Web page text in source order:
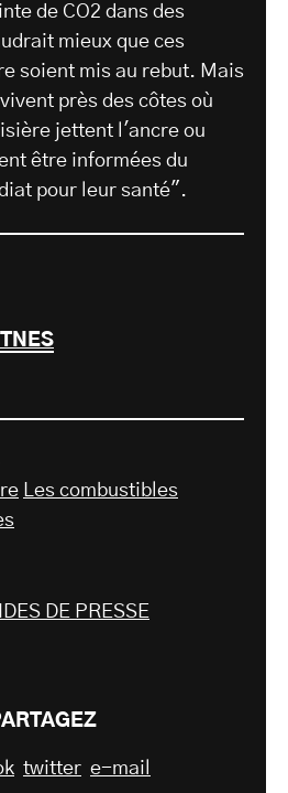
de CO2 dans des
mieux que ces
soient mis au rebut. Mais
près des côtes où
jettent l'ancre ou
être informées du
pour leur santé".
Les combustibles
DE PRESSE
twitter e-mail